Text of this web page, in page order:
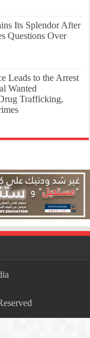
Its Splendor After
Questions Over
Leads to the Arrest
Wanted
Trafficking,